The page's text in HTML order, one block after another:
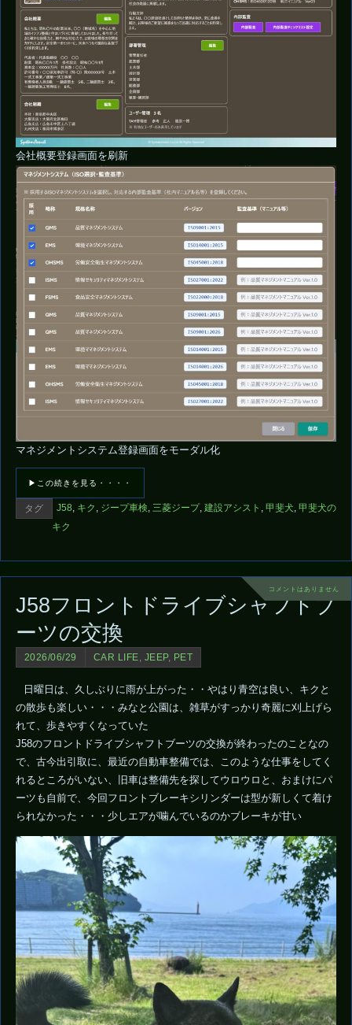
会社概要登録画面を刷新
マネジメントシステム登録画面をモーダル化
▶この続きを見る・・・・
タグ J58, キク , ジープ車検, 三菱ジープ, 建設アシスト , 甲斐犬, 甲斐犬の
キク
コメントはありません
J58フロントドライブシャフトブ
ーツの交換
2026/06/29 CAR LIFE, JEEP, PET
日曜日は、久しぶりに雨が上がった・・やはり青空は良い、キクと
の散歩も楽しい・・・みなと公園は、雑草がすっかり奇麗に刈上げら
れて、歩きやすくなっていた
J58のフロントドライブシャフトブーツの交換が終わったのことなの
で、古今出引取に、最近の自動車整備では、このような仕事をしてく
れるところがいない、旧車は整備先を探してウロウロと、おまけにパ
ーツも自前で、今回フロントブレーキシリンダーは型が新しくて着け
られなかった・・・少しエアが噛んでいるのかブレーキが甘い